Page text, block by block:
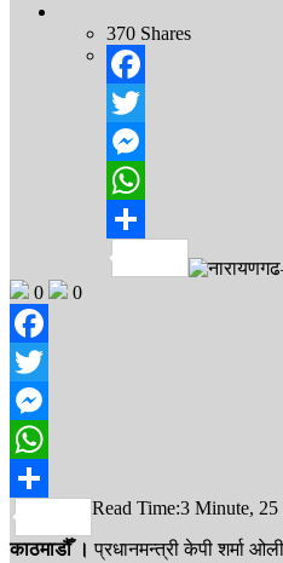
370 Shares
Facebook
Twitter
Messenger
WhatsApp
Share
0
0
Facebook
Twitter
Messenger
WhatsApp
Share
Read Time:3 Minute, 25
काठमाडौँ । प्रधानमन्त्री केपी शर्मा